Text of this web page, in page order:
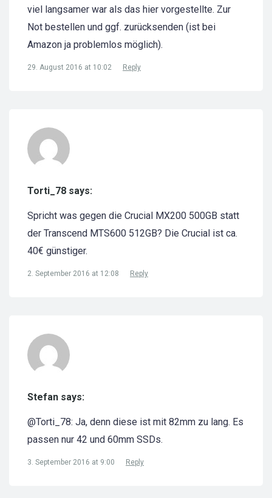
viel langsamer war als das hier vorgestellte. Zur
Not bestellen und ggf. zurücksenden (ist bei
Amazon ja problemlos möglich).
29. August 2016 at 10:02 Reply
Torti_78 says:
Spricht was gegen die Crucial MX200 500GB statt
der Transcend MTS600 512GB? Die Crucial ist ca.
40€ günstiger.
2. September 2016 at 12:08 Reply
Stefan says:
@Torti_78: Ja, denn diese ist mit 82mm zu lang. Es
passen nur 42 und 60mm SSDs.
3. September 2016 at 9:00 Reply